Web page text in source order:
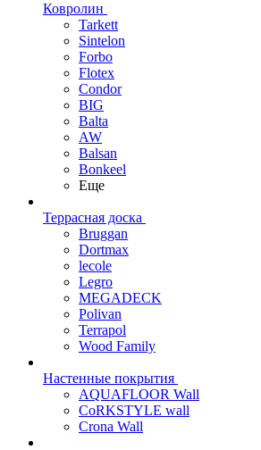
Ковролин
Tarkett
Sintelon
Forbo
Flotex
Condor
BIG
Balta
AW
Balsan
Bonkeel
Еще
Террасная доска
Bruggan
Dortmax
lecole
Legro
MEGADECK
Polivan
Terrapol
Wood Family
Настенные покрытия
AQUAFLOOR Wall
CoRKSTYLE wall
Crona Wall